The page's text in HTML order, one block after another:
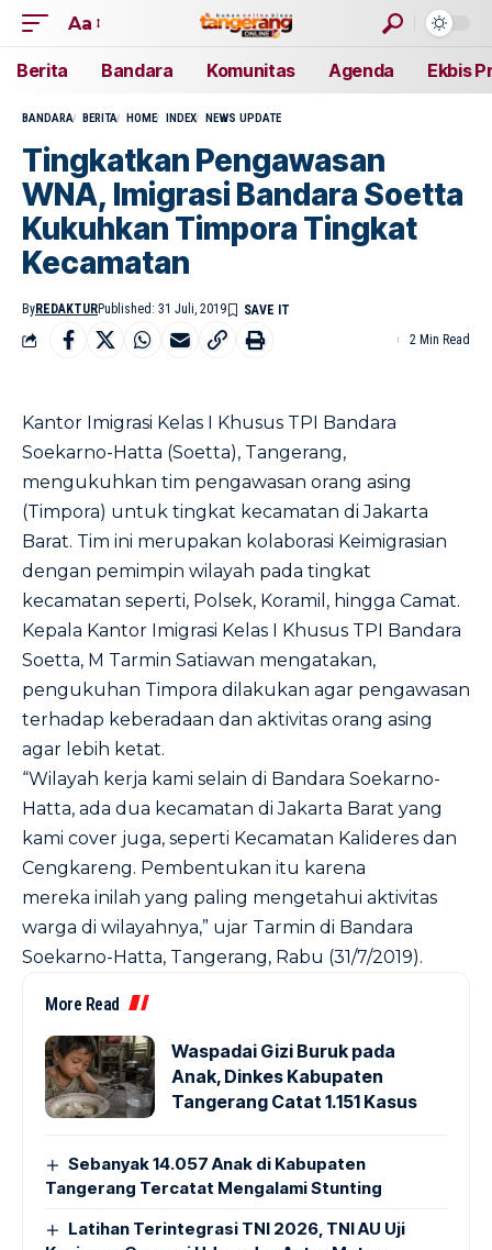
Aa
Berita Bandara Komunitas Agenda Ekbis
BANDARA BERITA HOME INDEX NEWS UPDATE
Tingkatkan Pengawasan
WNA, Imigrasi Bandara Soetta
Kukuhkan Timpora Tingkat
Kecamatan
ByREDAKTURPublished: 31 Juli, 2019
2 Min Read
Kantor Imigrasi Kelas I Khusus TPI Bandara
Soekarno-Hatta (Soetta), Tangerang,
mengukuhkan tim pengawasan orang asing
(Timpora) untuk tingkat kecamatan di Jakarta
Barat. Tim ini merupakan kolaborasi Keimigrasian
dengan pemimpin wilayah pada tingkat
kecamatan seperti, Polsek, Koramil, hingga Camat.
Kepala Kantor Imigrasi Kelas I Khusus TPI Bandara
Soetta, M Tarmin Satiawan mengatakan,
pengukuhan Timpora dilakukan agar pengawasan
terhadap keberadaan dan aktivitas orang asing
agar lebih ketat.
“Wilayah kerja kami selain di Bandara Soekarno-
Hatta, ada dua kecamatan di Jakarta Barat yang
kami cover juga, seperti Kecamatan Kalideres dan
Cengkareng. Pembentukan itu karena
mereka inilah yang paling mengetahui aktivitas
warga di wilayahnya,” ujar Tarmin di Bandara
Soekarno-Hatta, Tangerang, Rabu (31/7/2019).
More Read
Waspadai Gizi Buruk pada
Anak, Dinkes Kabupaten
Tangerang Catat 1.151 Kasus
Sebanyak 14.057 Anak di Kabupaten
Tangerang Tercatat Mengalami Stunting
Latihan Terintegrasi TNI 2026, TNI AU Uji